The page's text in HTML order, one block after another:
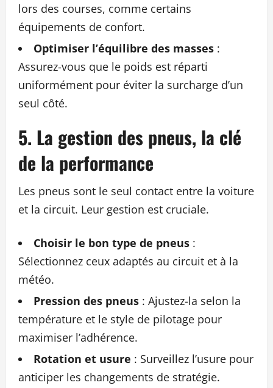
lors des courses, comme certains
équipements de confort.
Optimiser l’équilibre des masses :
Assurez-vous que le poids est réparti
uniformément pour éviter la surcharge d’un
seul côté.
5. La gestion des pneus, la clé
de la performance
Les pneus sont le seul contact entre la voiture
et la circuit. Leur gestion est cruciale.
Choisir le bon type de pneus :
Sélectionnez ceux adaptés au circuit et à la
météo.
Pression des pneus : Ajustez-la selon la
température et le style de pilotage pour
maximiser l’adhérence.
Rotation et usure : Surveillez l’usure pour
anticiper les changements de stratégie.